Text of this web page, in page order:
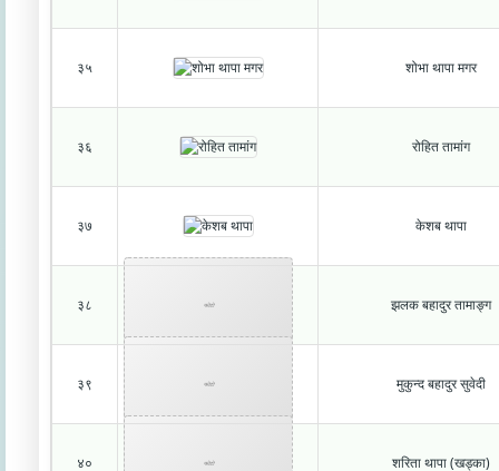
३५ शोभा थापा मगर
३६ रोहित तामांग
३७ केशब थापा
३८ फोटो झलक बहादुर तामाङ्ग
३९ फोटो मुकुन्द बहादुर सुवेदी
४० फोटो शरिता थापा (खड्का)